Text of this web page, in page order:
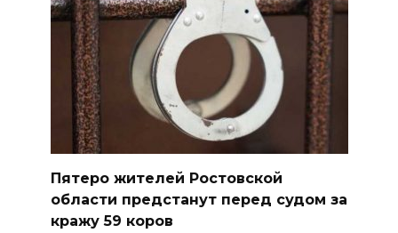
Пятеро жителей Ростовской
области предстанут перед судом за
кражу 59 коров